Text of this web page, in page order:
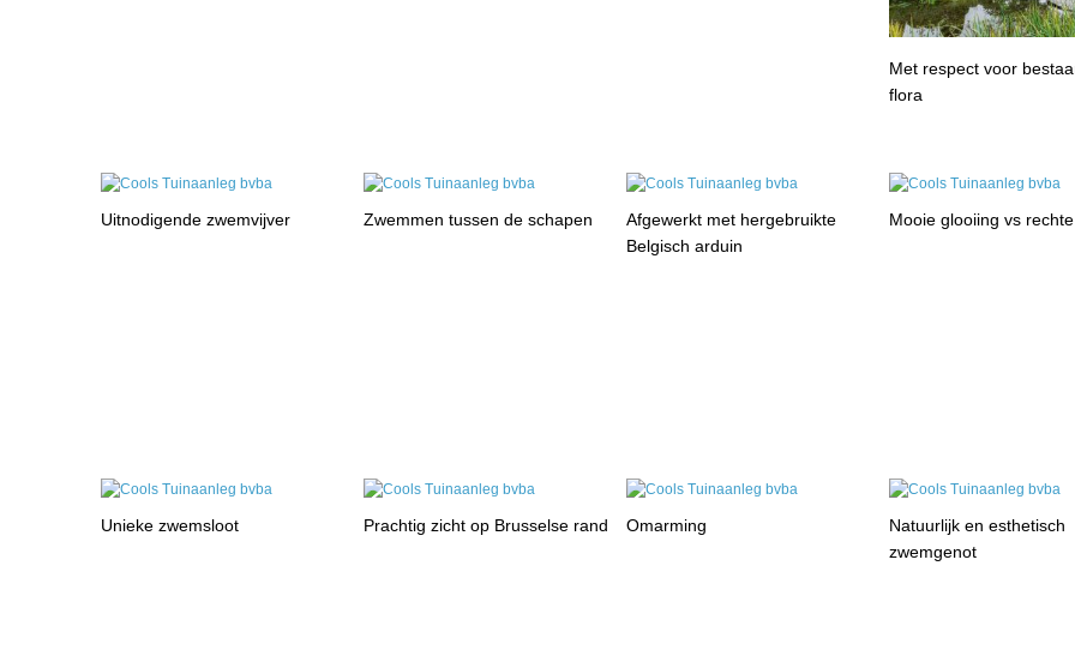
Met respect voor
flora
Uitnodigende zwemvijver Zwemmen tussen de schapen
Afgewerkt met hergebruikte
Belgisch arduin
Mooie glooiing vs
Unieke zwemsloot Prachtig zicht op Brusselse rand Omarming
Natuurlijk en esthetisch
zwemgenot